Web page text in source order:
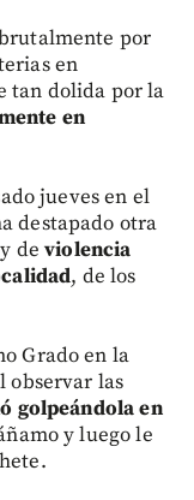
por
en
tan dolida por la
en
jueves en el
destapado otra
deviolencia
, de los
Grado en la
observar las
golpeándola en
y luego le